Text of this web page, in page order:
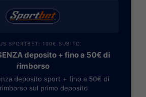
SPORTBET: 100€ SUBITO
deposito + fino a 50€ di
rimborso
deposito sport + fino a 50€ di
sul primo deposito